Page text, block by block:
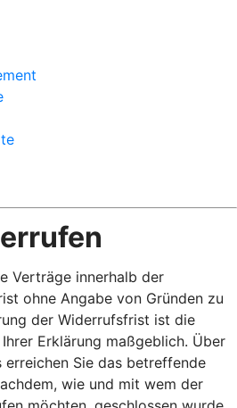
Verträge innerhalb der
ohne Angabe von Gründen zu
der Widerrufsfrist ist die
Erklärung maßgeblich. Über
Sie das betreffende
wie und mit wem der